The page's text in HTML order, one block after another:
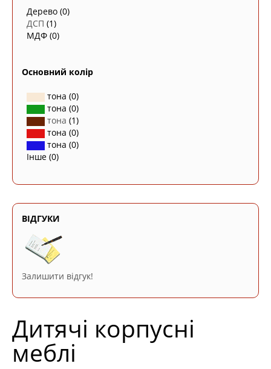
Дерево (0)
ДСП (1)
МДФ (0)
Основний колір
тона (0)
тона (0)
тона (1)
тона (0)
тона (0)
Інше (0)
ВІДГУКИ
Залишити відгук!
Дитячі корпусні
меблі